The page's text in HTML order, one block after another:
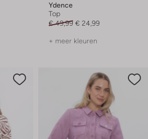
Ydence
Top
€ 49,99 € 24,99
+ meer kleuren